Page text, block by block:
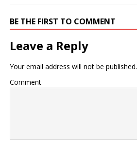
BE THE FIRST TO COMMENT
Leave a Reply
Your email address will not be published.
Comment